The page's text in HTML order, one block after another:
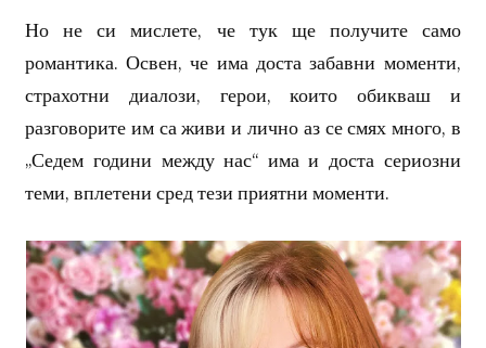
Но не си мислете, че тук ще получите само
романтика. Освен, че има доста забавни моменти,
страхотни диалози, герои, които обикваш и
разговорите им са живи и лично аз се смях много, в
„Седем години между нас“ има и доста сериозни
теми, вплетени сред тези приятни моменти.